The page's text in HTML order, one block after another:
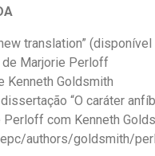
translation”
de Marjorie Perloff
Kenneth Goldsmith
“O caráter
Perloff com Kenneth
authors/goldsmith/